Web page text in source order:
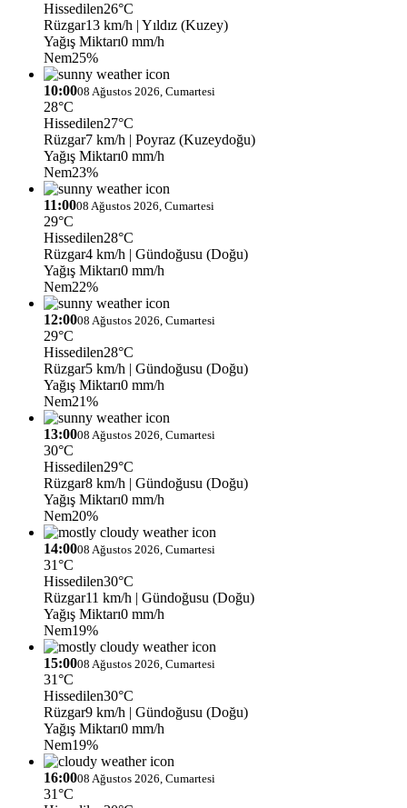
Hissedilen26°C
Rüzgar13 km/h | Yıldız (Kuzey)
Yağış Miktarı0 mm/h
Nem25%
10:0008 Ağustos 2026, Cumartesi
28°C
Hissedilen27°C
Rüzgar7 km/h | Poyraz (Kuzeydoğu)
Yağış Miktarı0 mm/h
Nem23%
11:0008 Ağustos 2026, Cumartesi
29°C
Hissedilen28°C
Rüzgar4 km/h | Gündoğusu (Doğu)
Yağış Miktarı0 mm/h
Nem22%
12:0008 Ağustos 2026, Cumartesi
29°C
Hissedilen28°C
Rüzgar5 km/h | Gündoğusu (Doğu)
Yağış Miktarı0 mm/h
Nem21%
13:0008 Ağustos 2026, Cumartesi
30°C
Hissedilen29°C
Rüzgar8 km/h | Gündoğusu (Doğu)
Yağış Miktarı0 mm/h
Nem20%
14:0008 Ağustos 2026, Cumartesi
31°C
Hissedilen30°C
Rüzgar11 km/h | Gündoğusu (Doğu)
Yağış Miktarı0 mm/h
Nem19%
15:0008 Ağustos 2026, Cumartesi
31°C
Hissedilen30°C
Rüzgar9 km/h | Gündoğusu (Doğu)
Yağış Miktarı0 mm/h
Nem19%
16:0008 Ağustos 2026, Cumartesi
31°C